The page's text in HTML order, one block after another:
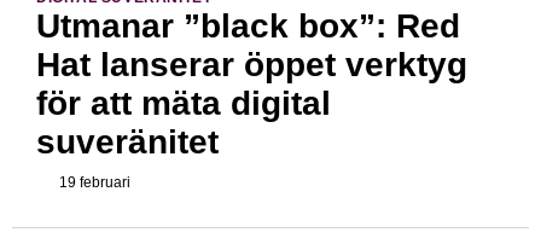
Utmanar ”black box”: Red
Hat lanserar öppet verktyg
för att mäta digital
suveränitet
19 februari